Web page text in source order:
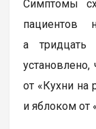
Симптомы
пациентов
а
от «Кухни на
и яблоком от